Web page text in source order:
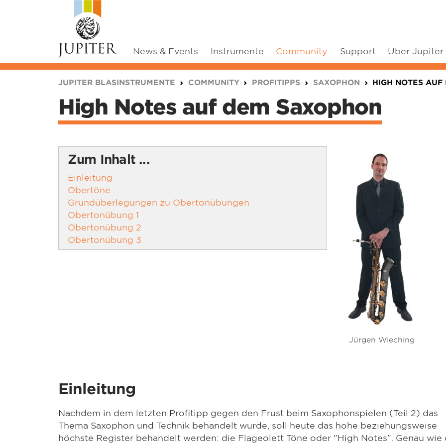
News & Events Instrumente Community Support Über Jupiter
JUPITER BLASINSTRUMENTE COMMUNITY PROFITIPPS SAXOPHON HIGH NOTES
High Notes auf dem Saxophon
Zum Inhalt ...
Einleitung
Obertöne
Grundüberlegungen zu Obertonübungen
Obertonübung 1
Obertonübung 2
Obertonübung 3
Jürgen Wieching
Einleitung
Nachdem in dem letzten Profitipp gegen den Frust beim Saxophonspielen (Teil 2) das
Thema Saxophon und Technik behandelt wurde, soll heute das hohe beziehungsweise
höchste Register behandelt werden: die Flageolett Töne oder "High Notes". Genau wie